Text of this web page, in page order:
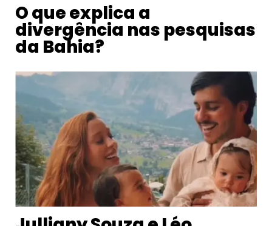
O que explica a
divergência nas pesquisas
da Bahia?